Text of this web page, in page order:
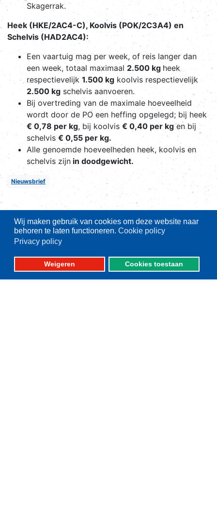
Wij maken gebruik van cookies om deze website naar
behoren te laten functioneren. Cookie policy
Privacy policy
Weigeren Cookies toestaan
Skagerrak.
Heek (HKE/2AC4-C), Koolvis (POK/2C3A4) en
Schelvis (HAD2AC4):
Een vaartuig mag per week, of reis langer dan
een week, totaal maximaal 2.500 kg heek
respectievelijk 1.500 kg koolvis respectievelijk
2.500 kg schelvis aanvoeren.
Bij overtreding van de maximale hoeveelheid
wordt door de PO een heffing opgelegd; bij heek
€ 0,78 per kg, bij koolvis € 0,40 per kgen bij
schelvis € 0,55 per kg.
Alle genoemde hoeveelheden heek, koolvis en
schelvis zijn in doodgewicht.
Nieuwsbrief
Aanlandplicht